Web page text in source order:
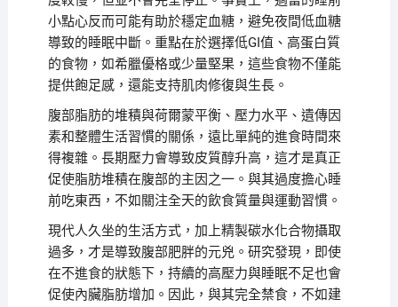
小點心反而可能有助於穩定血糖，避免夜間低血糖
導致的睡眠中斷。重點在於選擇低GI值、高蛋白質
的食物，如希臘優格或少量堅果，這些食物不僅能
提供飽足感，還能支持肌肉修復與生長。
腹部脂肪的堆積與荷爾蒙平衡、壓力水平、遺傳因
素和整體生活習慣的關係，遠比單純的進食時間來
得複雜。長期壓力會導致皮質醇升高，這才是真正
促使脂肪堆積在腹部的主因之一。與其過度擔心睡
前吃東西，不如關注全天的飲食質量與運動習慣。
現代人久坐的生活方式，加上精製碳水化合物攝取
過多，才是導致腹部肥胖的元兇。研究發現，即使
在不進食的狀態下，持續的高壓力與睡眠不足也會
促使內臟脂肪增加。因此，與其完全禁食，不如建